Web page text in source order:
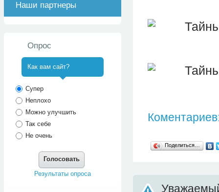
Поделиться…
Наши партнеры
Опрос
Как вам сайт?
Супер
Неплохо
Можно улучшить
Так себе
Не очень
Голосовать
Результаты опроса